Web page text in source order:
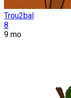
Trou2bal
8
9 mo